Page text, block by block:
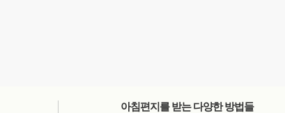
아침편지를 받는 다양한 방법들